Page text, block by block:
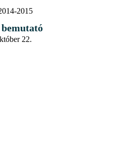
2015
22.